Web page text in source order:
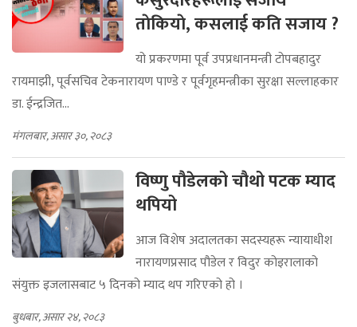
ताेकियाे, कसलाई कति सजाय ?
यो प्रकरणमा पूर्व उपप्रधानमन्त्री टोपबहादुर
रायमाझी, पूर्वसचिव टेकनारायण पाण्डे र पूर्वगृहमन्त्रीका सुरक्षा सल्लाहकार
डा. ईन्द्रजित...
मंगलबार, असार ३०, २०८३
विष्णु पौडेलको चौथो पटक म्याद
थपियो
आज विशेष अदालतका सदस्यहरू न्यायाधीश
नारायणप्रसाद पौडेल र विदुर कोइरालाको
संयुक्त इजलासबाट ५ दिनको म्याद थप गरिएको हो ।
बुधबार, असार २४, २०८३